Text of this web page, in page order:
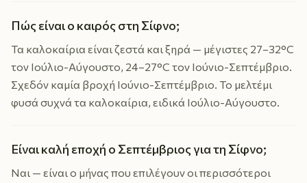
Πώς είναι ο καιρός στη Σίφνο;
Τα καλοκαίρια είναι ζεστά και ξηρά — μέγιστες 27–32°C
τον Ιούλιο-Αύγουστο, 24–27°C τον Ιούνιο-Σεπτέμβριο.
Σχεδόν καμία βροχή Ιούνιο-Σεπτέμβριο. Το μελτέμι
φυσά συχνά τα καλοκαίρια, ειδικά Ιούλιο-Αύγουστο.
Είναι καλή εποχή ο Σεπτέμβριος για τη Σίφνο;
Ναι — είναι ο μήνας που επιλέγουν οι περισσότεροι